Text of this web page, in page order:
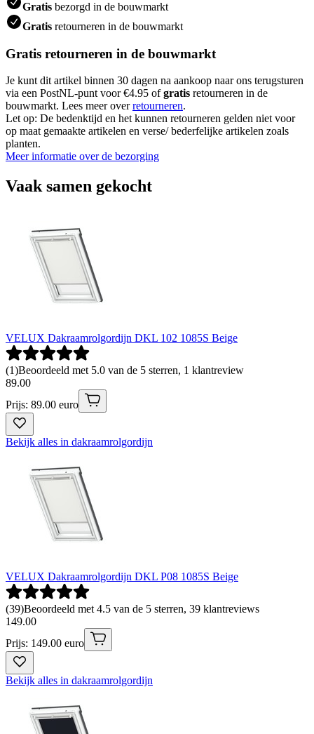
Gratis bezorgd in de bouwmarkt
Gratis retourneren in de bouwmarkt
Gratis retourneren in de bouwmarkt
Je kunt dit artikel binnen 30 dagen na aankoop naar ons terugsturen
via een PostNL-punt voor €4.95 ofgratis retourneren in de
bouwmarkt. Lees meer overretourneren.
Let op: De bedenktijd en het kunnen retourneren gelden niet voor
op maat gemaakte artikelen en verse/ bederfelijke artikelen zoals
planten.
Meer informatie over de bezorging
Vaak samen gekocht
VELUX Dakraamrolgordijn DKL 102 1085S Beige
(1)Beoordeeld met 5.0 van de 5 sterren, 1 klantreview
89.00
Prijs: 89.00 euro
Bekijk alles in dakraamrolgordijn
VELUX Dakraamrolgordijn DKL P08 1085S Beige
(39)Beoordeeld met 4.5 van de 5 sterren, 39 klantreviews
149.00
Prijs: 149.00 euro
Bekijk alles in dakraamrolgordijn